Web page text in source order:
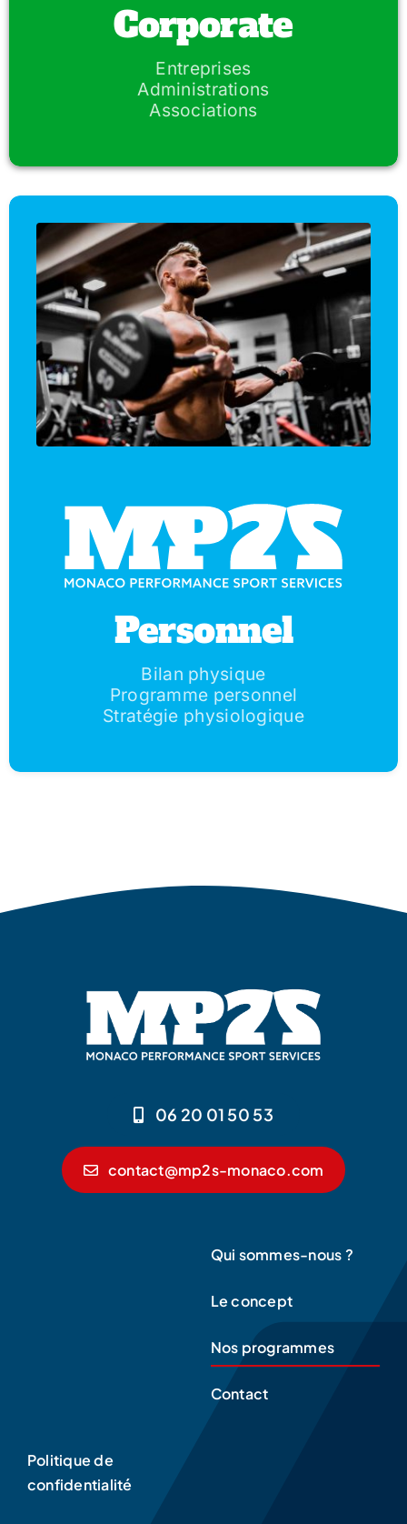
Corporate
Entreprises
Administrations
Associations
Personnel
Bilan physique
Programme personnel
Stratégie physiologique
06 20 01 50 53
contact@mp2s-monaco.com
Qui sommes-nous ?
Le concept
Nos programmes
Contact
Politique de
confidentialité